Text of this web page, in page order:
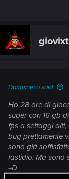
Domixneco said:
Ho 28 ore di
super con 16 gb
fps a settaggi
bug prettamente
sono già
fastidio. Ma sono
=D